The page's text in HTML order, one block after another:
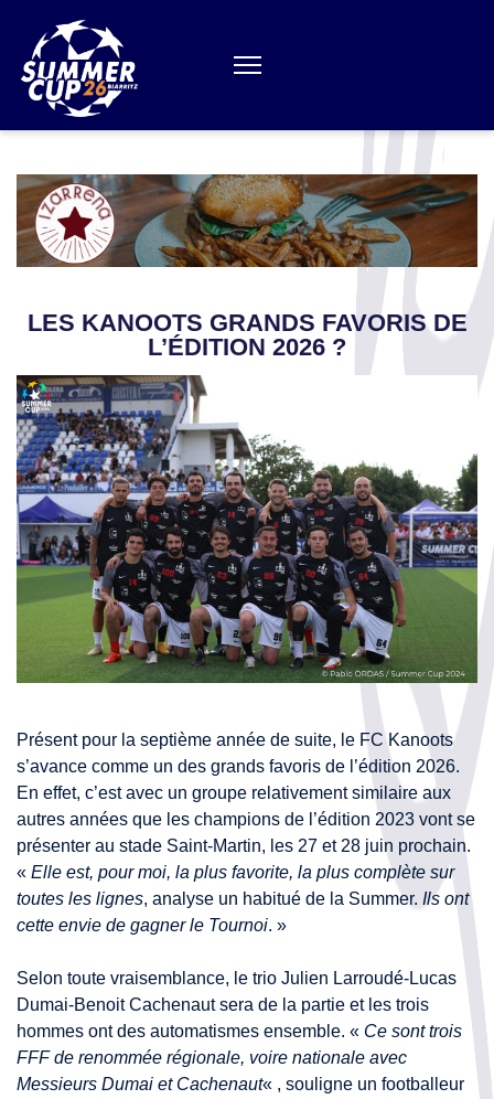
contenu
(Pressez
LES KANOOTS GRANDS FAVORIS DE
L’ÉDITION 2026 ?
Présent pour la septième année de suite, le FC Kanoots
s’avance comme un des grands favoris de l’édition 2026.
En effet, c’est avec un groupe relativement similaire aux
autres années que les champions de l’édition 2023 vont se
présenter au stade Saint-Martin, les 27 et 28 juin prochain.
« Elle est, pour moi, la plus favorite, la plus complète sur
toutes les lignes, analyse un habitué de la Summer. Ils ont
cette envie de gagner le Tournoi. »
Selon toute vraisemblance, le trio Julien Larroudé-Lucas
Dumai-Benoit Cachenaut sera de la partie et les trois
hommes ont des automatismes ensemble. « Ce sont trois
FFF de renommée régionale, voire nationale avec
Messieurs Dumai et Cachenaut« , souligne un footballeur